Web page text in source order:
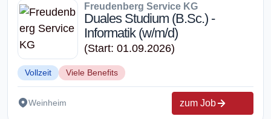
Freudenberg Service KG
Duales Studium (B.Sc.) -
Informatik (w/m/d)
(Start: 01.09.2026)
Vollzeit Viele Benefits
Weinheim zum Job